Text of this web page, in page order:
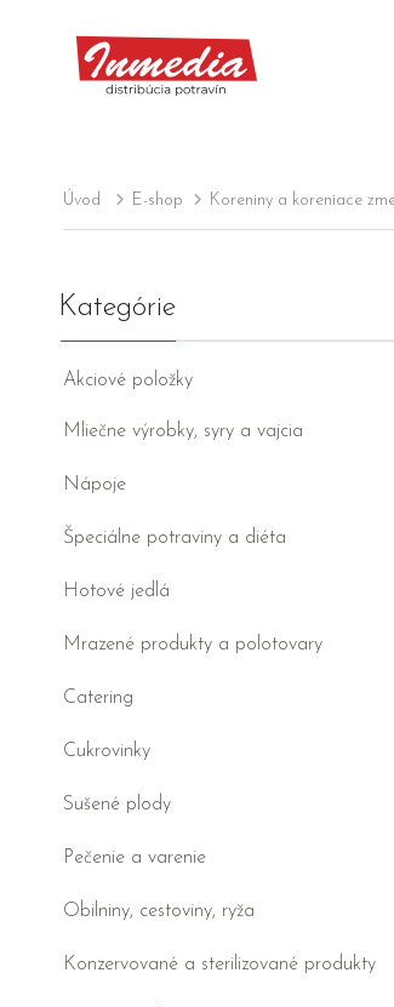
Úvod E-shop Koreniny a koreniace
Kategórie
Akciové položky
Mliečne výrobky, syry a vajcia
Nápoje
Špeciálne potraviny a diéta
Hotové jedlá
Mrazené produkty a polotovary
Catering
Cukrovinky
Sušené plody
Pečenie a varenie
Obilniny, cestoviny, ryža
Konzervované a sterilizované produkty